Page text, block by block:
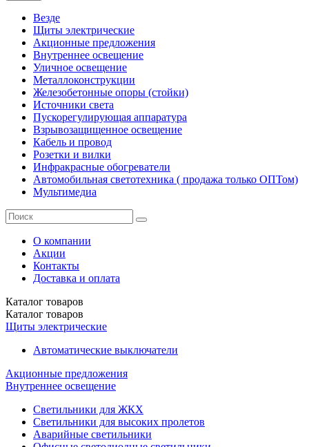
Везде
Щиты электрические
Акционные предложения
Внутреннее освещение
Уличное освещение
Металлоконструкции
Железобетонные опоры (стойки)
Источники света
Пускорегулирующая аппаратура
Взрывозащищенное освещение
Кабель и провод
Розетки и вилки
Инфракрасные обогреватели
Автомобильная светотехника ( продажа только ОПТом)
Мультимедиа
О компании
Акции
Контакты
Доставка и оплата
Каталог товаров
Каталог товаров
Щиты электрические
Автоматические выключатели
Акционные предложения
Внутреннее освещение
Светильники для ЖКХ
Светильники для высоких пролетов
Аварийные светильники